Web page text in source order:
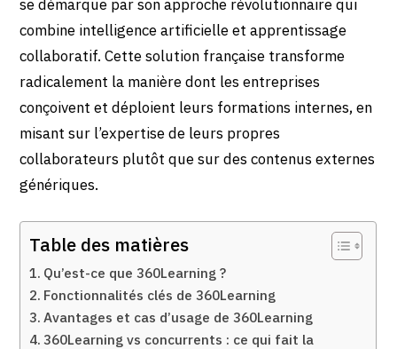
se démarque par son approche révolutionnaire qui
combine intelligence artificielle et apprentissage
collaboratif. Cette solution française transforme
radicalement la manière dont les entreprises
conçoivent et déploient leurs formations internes, en
misant sur l’expertise de leurs propres
collaborateurs plutôt que sur des contenus externes
génériques.
Table des matières
Qu’est-ce que 360Learning ?
Fonctionnalités clés de 360Learning
Avantages et cas d’usage de 360Learning
360Learning vs concurrents : ce qui fait la